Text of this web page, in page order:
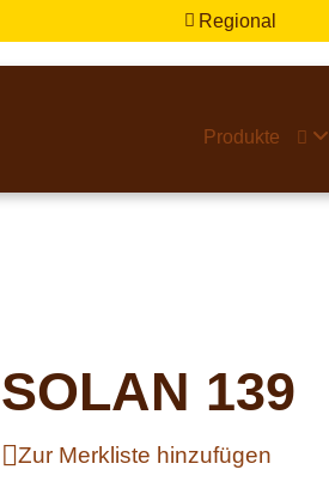
 Regional
Produkte 
SOLAN 139
Zur Merkliste hinzufügen